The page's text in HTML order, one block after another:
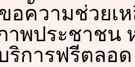
อความช่วยเ
าพประชาชน
ริการฟรีตลอ